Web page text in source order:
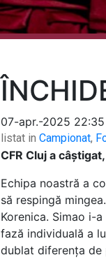
07-apr.-2025 22:35
listat in Campionat,
CFR Cluj a
Echipa noastră a
să respingă
Korenica. Simao i-
fază individuală a
dublat diferența de